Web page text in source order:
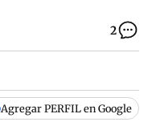
2
Agregar PERFIL en Google